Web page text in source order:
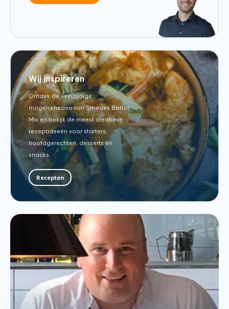
Wij inspireren
Ontdek de veelzijdige
mogelijkheden van Smedes Batter
Mix en bekijk de meest creatieve
receptideeën voor starters,
hoofdgerechten, desserts en
snacks.
Recepten